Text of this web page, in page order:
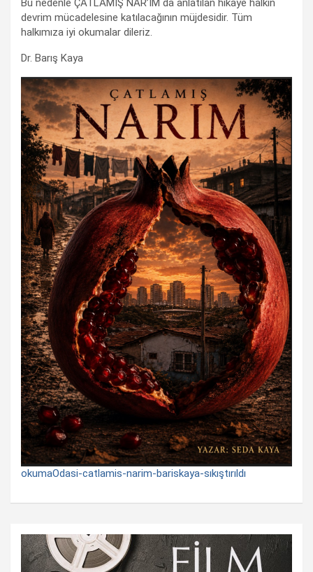
Bu nedenle ÇATLAMIŞ NAR’IM da anlatılan hikaye halkın
devrim mücadelesine katılacağının müjdesidir. Tüm
halkımıza iyi okumalar dileriz.
Dr. Barış Kaya
okumaOdasi-catlamis-narim-bariskaya-sıkıştırıldı